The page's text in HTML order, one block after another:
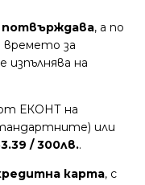
потвърждава, а по
времето за
изпълнява на
ЕКОНТ на
или
/ 300лв..
карта, с